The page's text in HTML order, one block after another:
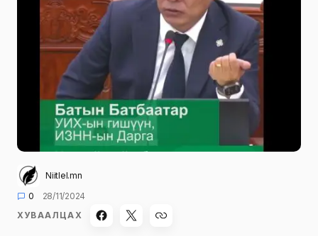
Niitlel.mn
0
28/11/2024
ХУВААЛЦАХ